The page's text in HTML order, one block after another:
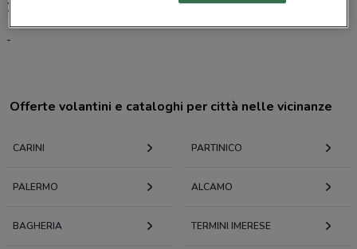
1mobile, offerte e negozi
-
Offerte volantini e cataloghi per città nelle vicinanze
CARINI PARTINICO
PALERMO ALCAMO
BAGHERIA TERMINI IMERESE